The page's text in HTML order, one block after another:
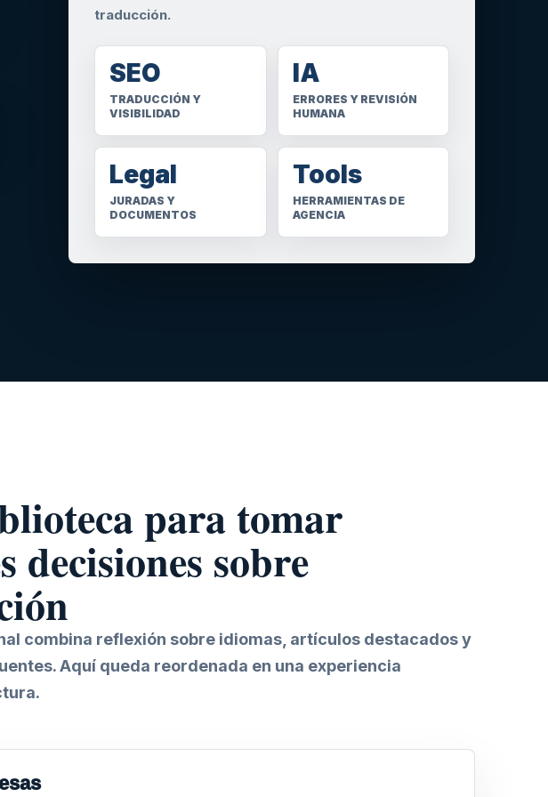
traducción.
SEO
TRADUCCIÓN Y
VISIBILIDAD
IA
ERRORES Y REVISIÓN
HUMANA
Legal
JURADAS Y
DOCUMENTOS
Tools
HERRAMIENTAS DE
AGENCIA
para tomar
decisiones sobre
combina reflexión sobre idiomas, artículos destacados y
Aquí queda reordenada en una experiencia